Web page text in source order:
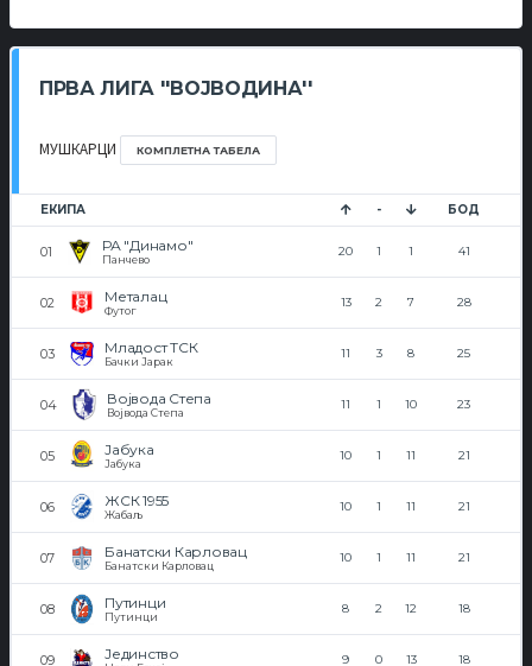
ПРВА ЛИГА ''ВОЈВОДИНА''
МУШКАРЦИ КОМПЛЕТНА ТАБЕЛА
ЕКИПА - БОД
РА "Динамо"
Панчево
20 1 1 41
Металац
Футог
13 2 7 28
Младост ТСК
Бачки Јарак
11 3 8 25
Војвода Степа
Војвода Степа
11 1 10 23
Јабука
Јабука
10 1 11 21
ЖСК 1955
Жабаљ
10 1 11 21
Банатски Карловац
Банатски Карловац
10 1 11 21
Путинци
Путинци
8 2 12 18
Јединство 9 0 13 18